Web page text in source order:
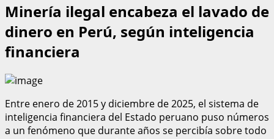
Minería ilegal encabeza el lavado de
dinero en Perú, según inteligencia
financiera
Entre enero de 2015 y diciembre de 2025, el sistema de
inteligencia financiera del Estado peruano puso números
a un fenómeno que durante años se percibía sobre todo